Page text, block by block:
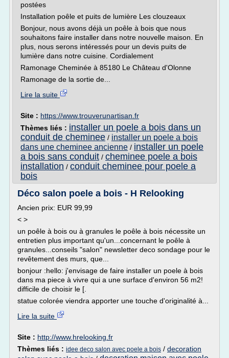
postées
Installation poêle et puits de lumière Les clouzeaux
Bonjour, nous avons déjà un poêle à bois que nous
souhaitons faire installer dans notre nouvelle maison. En
plus, nous serons intéressés pour un devis puits de
lumière dans notre cuisine. Cordialement
Ramonage Cheminée à 85180 Le Château d'Olonne
Ramonage de la sortie de...
Lire la suite
Site : https://www.trouverunartisan.fr
Thèmes liés : installer un poele a bois dans un
conduit de cheminee / installer un poele a bois
dans une cheminee ancienne / installer un poele
a bois sans conduit / cheminee poele a bois
installation / conduit cheminee pour poele a
bois
Déco salon poele a bois - H Relooking
Ancien prix: EUR 99,99
< >
un poêle à bois ou à granules le poêle à bois nécessite un
entretien plus important qu'un...concernant le poêle à
granules...conseils "salon" newsletter deco sondage pour le
revêtement des murs, que...
bonjour :hello: j'envisage de faire installer un poele à bois
dans ma piece à vivre qui a une surface d'environ 56 m2!
difficile de choisir le [.
statue colorée viendra apporter une touche d'originalité à...
Lire la suite
Site : http://www.hrelooking.fr
Thèmes liés : idee deco salon avec poele a bois / decoration